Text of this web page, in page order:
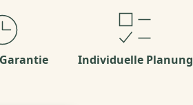
Individuelle Planung